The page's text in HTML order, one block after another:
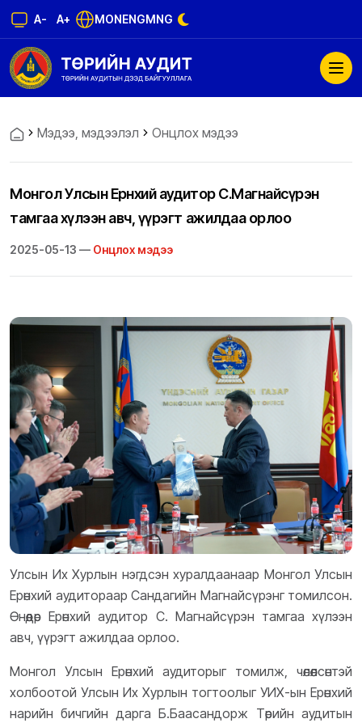
A- A+ MONENGMNG
Мэдээ, мэдээлэл Онцлох мэдээ
Монгол Улсын Ерөнхий аудитор С.Магнайсүрэн
тамгаа хүлээн авч, үүрэгт ажилдаа орлоо
2025-05-13 — Онцлох мэдээ
Улсын Их Хурлын нэгдсэн хуралдаанаар Монгол Улсын
Ерөнхий аудитораар Сандагийн Магнайсүрэнг томилсон.
Өнөөдөр Ерөнхий аудитор С. Магнайсүрэн тамгаа хүлээн
авч, үүрэгт ажилдаа орлоо.
Монгол Улсын Ерөнхий аудиторыг томилж, чөлөөлсөнтэй
холбоотой Улсын Их Хурлын тогтоолыг УИХ-ын Ерөнхий
нарийн бичгийн дарга Б.Баасандорж Төрийн аудитын